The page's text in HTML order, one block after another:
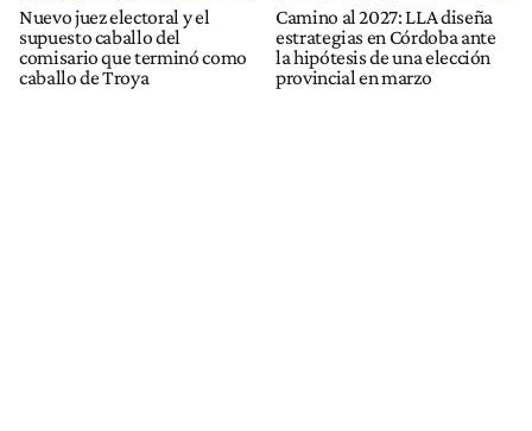
Nuevo juez electoral y el
supuesto caballo del
comisario que terminó como
caballo de Troya
Camino al 2027: LLA diseña
estrategias en Córdoba ante
la hipótesis de una elección
provincial en marzo